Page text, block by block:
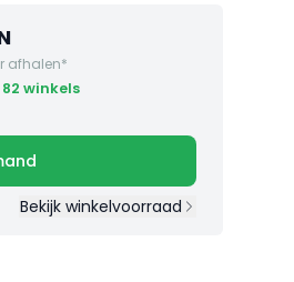
afhalen*
winkels
Bekijk winkelvoorraad